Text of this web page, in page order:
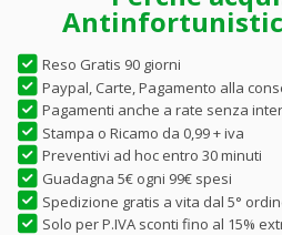
Reso Gratis 90 giorni
Paypal, Carte, Pagamento alla
Pagamenti anche a rate senza
Stampa o Ricamo da 0,99 + iva
Preventivi ad hoc entro 30 minuti
Guadagna 5€ ogni 99€ spesi
Spedizione gratis a vita dal 5°
Solo per P.IVA sconti fino al 15%